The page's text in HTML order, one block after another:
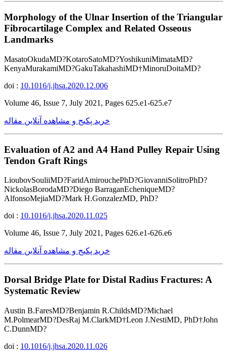
Morphology of the Ulnar Insertion of the Triangular
Fibrocartilage Complex and Related Osseous
Landmarks
MasatoOkudaMD?KotaroSatoMD?YoshikuniMimataMD?
KenyaMurakamiMD?GakuTakahashiMD†MinoruDoitaMD?
doi : 10.1016/j.jhsa.2020.12.006
Volume 46, Issue 7, July 2021, Pages 625.e1-625.e7
خرید پکیج و مشاهده آنلاین مقاله
Evaluation of A2 and A4 Hand Pulley Repair Using
Tendon Graft Rings
LioubovSouliiMD?FaridAmirouchePhD?GiovanniSolitroPhD?
NickolasBorodaMD?Diego BarraganEcheniqueMD?
AlfonsoMejiaMD?Mark H.GonzalezMD, PhD?
doi : 10.1016/j.jhsa.2020.11.025
Volume 46, Issue 7, July 2021, Pages 626.e1-626.e6
خرید پکیج و مشاهده آنلاین مقاله
Dorsal Bridge Plate for Distal Radius Fractures: A
Systematic Review
Austin B.FaresMD?Benjamin R.ChildsMD?Michael
M.PolmearMD?DesRaj M.ClarkMD†Leon J.NestiMD, PhD†John
C.DunnMD?
doi : 10.1016/j.jhsa.2020.11.026